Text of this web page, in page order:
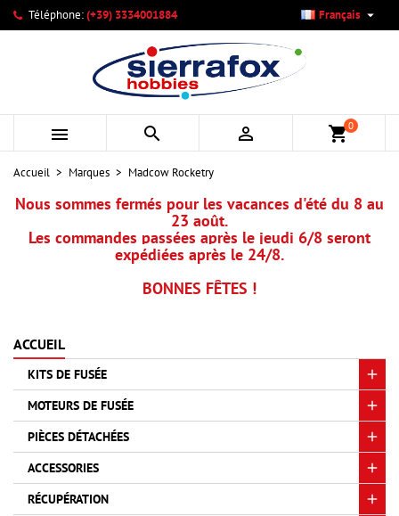
Téléphone:(+39) 3334001884 Français 
   shopping_cart0
Accueil Marques Madcow Rocketry
Nous sommes fermés pour les vacances d'été du 8 au
23 août.
Les commandes passées après le jeudi 6/8 seront
expédiées après le 24/8.
BONNES FÊTES !
ACCUEIL
KITS DE FUSÉE
MOTEURS DE FUSÉE
PIÈCES DÉTACHÉES
ACCESSORIES
RÉCUPÉRATION
Mes listes d'envies ×
Créer une nouvelle liste
((modalTitle)) ×
((confirmMessage))
((cancelText)) ((modalDeleteText))
Créer une liste d'envies ×
Nom de la liste d'envies
Annuler
Connexion ×
Vous devez être connecté pour ajouter des produits à votre
liste d'envies.
Annuler Connexion